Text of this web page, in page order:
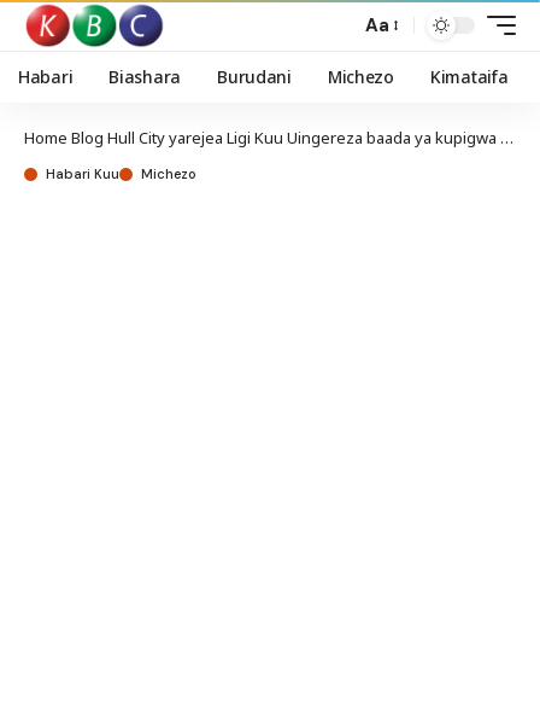
Aa
Habari Biashara Burudani Michezo Kimataifa
Home Blog Hull City yarejea Ligi Kuu Uingereza baada ya kupigwa na baridi ya miaka tisa
Habari Kuu Michezo